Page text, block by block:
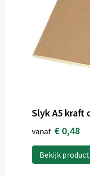
vanaf € 0,48
Bekijk product